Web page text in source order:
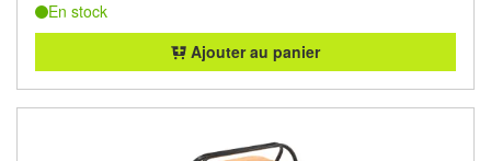
En stock
Ajouter au panier